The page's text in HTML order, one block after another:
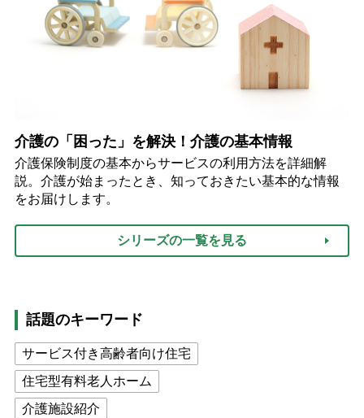
介護の「困った」を解決！介護の基本情報
介護保険制度の基本からサービスの利用方法を詳細解
説。介護が始まったとき、知っておきたい基本的な情報
をお届けします。
シリーズの一覧を見る
話題のキーワード
サービス付き高齢者向け住宅
住宅型有料老人ホーム
介護施設紹介